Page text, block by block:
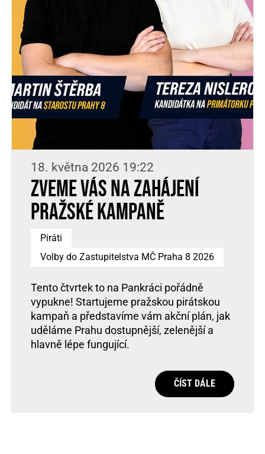
18. května 2026 19:22
Zveme vás na zahájení
pražské kampaně
Piráti
Volby do Zastupitelstva MČ Praha 8 2026
Tento čtvrtek to na Pankráci pořádně
vypukne! Startujeme pražskou pirátskou
kampaň a představíme vám akční plán, jak
uděláme Prahu dostupnější, zelenější a
hlavně lépe fungující.
ČÍST DÁLE